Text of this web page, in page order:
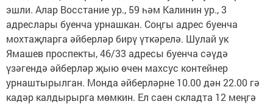
эшли. Алар Восстание ур., 59 һәм Калинин ур., 3
адреслары буенча урнашкан. Соңгы адрес буенча
мохтаҗларга әйберләр бирү үткәрелә. Шулай ук
Ямашев проспекты, 46/33 адресы буенча сәүдә
үзәгендә әйберләр җыю өчен махсус контейнер
урнаштырылган. Монда әйберләрне 10.00 дән 22.00 гә
кадәр калдырырга мөмкин. Ел саен складта 12 меңгә